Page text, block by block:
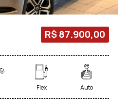
R$ 87.900,00
Flex Auto